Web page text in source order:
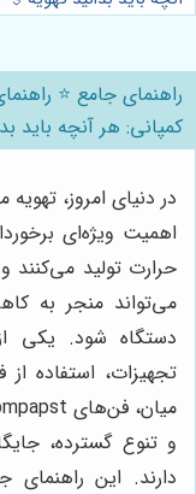
کمپانی: هر آنچه باید
در دنیای امروز،
اهمیت ویژه‌ای
حرارت تولید می‌کنند
می‌تواند منجر به
دستگاه شود. یکی
تجهیزات، استفاده
و تنوع گسترده،
دارند. این